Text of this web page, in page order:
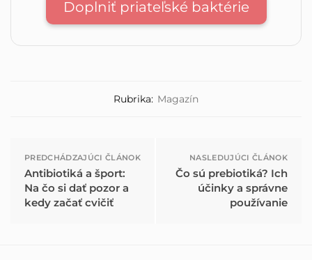
Doplniť priateľské baktérie
Rubrika: Magazín
PREDCHÁDZAJÚCI ČLÁNOK
Antibiotiká a šport:
Na čo si dať pozor a
kedy začať cvičiť
NASLEDUJÚCI ČLÁNOK
Čo sú prebiotiká? Ich
účinky a správne
používanie